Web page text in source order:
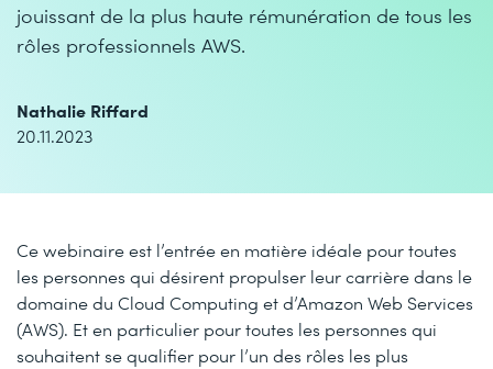
jouissant de la plus haute rémunération de tous les
rôles professionnels AWS.
Nathalie Riffard
20.11.2023
Ce webinaire est l’entrée en matière idéale pour toutes
les personnes qui désirent propulser leur carrière dans le
domaine du Cloud Computing et d’Amazon Web Services
(AWS). Et en particulier pour toutes les personnes qui
souhaitent se qualifier pour l’un des rôles les plus